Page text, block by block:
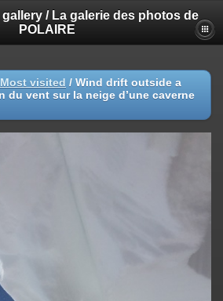
/ La galerie des photos de
POLAIRE
visited / Wind drift outside a
du vent sur la neige d’une caverne